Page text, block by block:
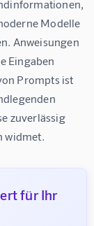
Modelle
Anweisungen
Eingaben
Prompts ist
zuverlässig
widmet.
für Ihr